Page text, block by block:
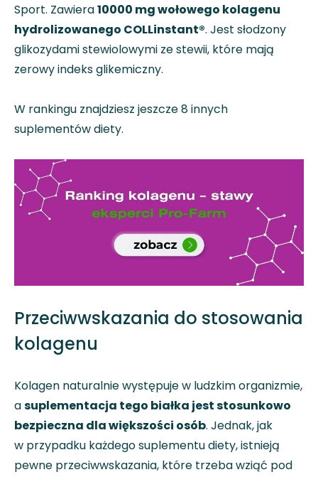
Sport. Zawiera10000 mg wołowego kolagenu
hydrolizowanego COLLinstant®. Jest słodzony
glikozydami stewiolowymi ze stewii, które mają
zerowy indeks glikemiczny.
W rankingu znajdziesz jeszcze 8 innych
suplementów diety.
Przeciwwskazania do stosowania
kolagenu
Kolagen naturalnie występuje w ludzkim organizmie,
asuplementacja tego białka jest stosunkowo
bezpieczna dla większości osób. Jednak, jak
w przypadku każdego suplementu diety, istnieją
pewne przeciwwskazania, które trzeba wziąć pod